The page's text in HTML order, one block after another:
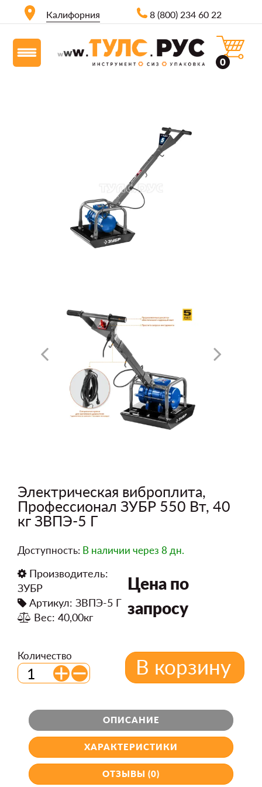
Калифорния 8 (800) 234 60 22
0
Электрическая виброплита,
Профессионал ЗУБР 550 Вт, 40
кг ЗВПЭ-5 Г
Доступность: В наличии через 8 дн.
Производитель:
ЗУБР
Артикул: ЗВПЭ-5 Г
Вес: 40,00кг
Цена по
запросу
Количество В корзину
ОПИСАНИЕ
ХАРАКТЕРИСТИКИ
ОТЗЫВЫ (0)